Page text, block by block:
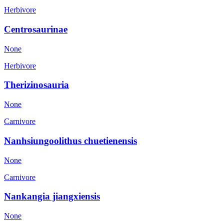
Herbivore
Centrosaurinae
None
Herbivore
Therizinosauria
None
Carnivore
Nanhsiungoolithus chuetienensis
None
Carnivore
Nankangia jiangxiensis
None